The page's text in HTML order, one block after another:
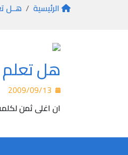
الرئيسية هــل
هل
ان اغلى ثمن لكلمة واحدة هو ما